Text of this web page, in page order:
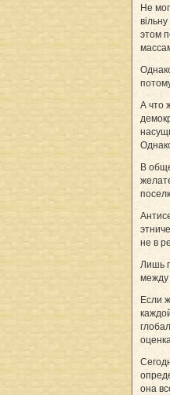
Не
этом
А что
В
не в
Лишь
между
Если
она